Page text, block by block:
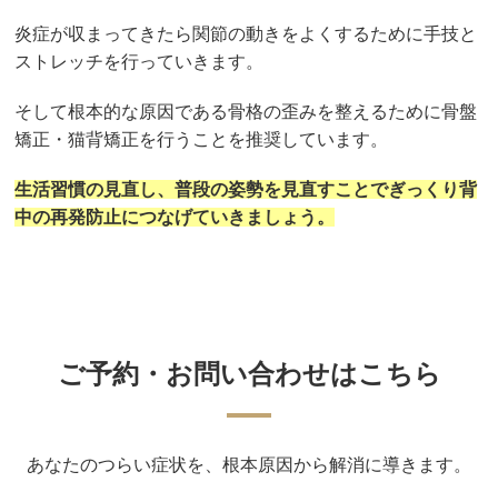
炎症が収まってきたら関節の動きをよくするために手技と
ストレッチを行っていきます。
そして根本的な原因である骨格の歪みを整えるために骨盤
矯正・猫背矯正を行うことを推奨しています。
生活習慣の見直し、普段の姿勢を見直すことでぎっくり背
中の再発防止につなげていきましょう。
ご予約・お問い合わせはこちら
あなたのつらい症状を、根本原因から解消に導きます。